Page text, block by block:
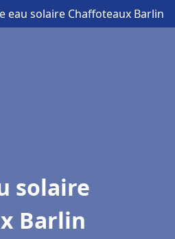
eau solaire Chaffoteaux Barlin
solaire
Barlin